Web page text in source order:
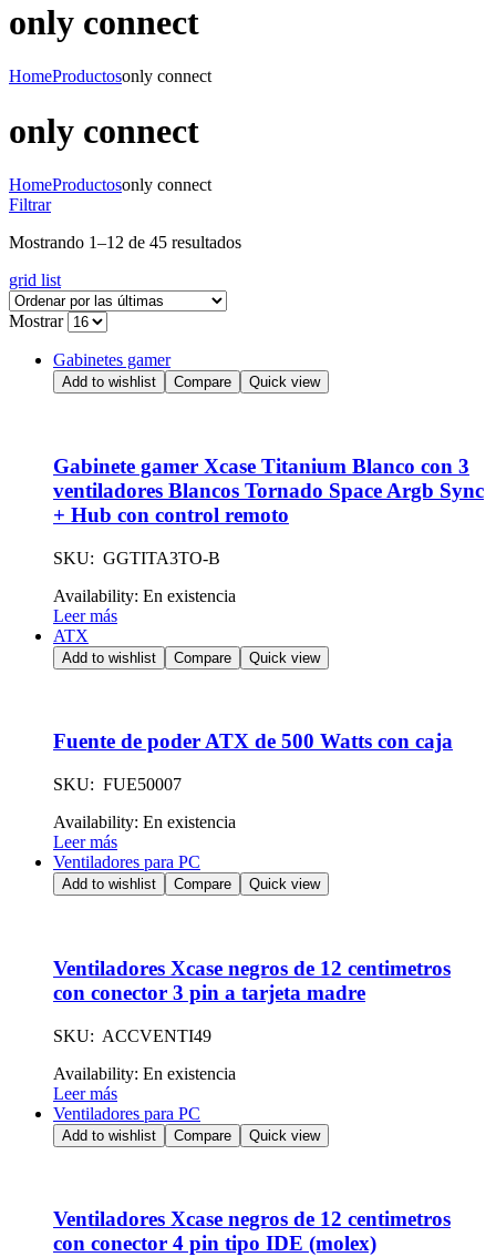
only connect
HomeProductosonly connect
only connect
HomeProductosonly connect
Filtrar
Mostrando 1–12 de 45 resultados
grid list
Mostrar
Gabinetes gamer
Add to wishlist Compare Quick view
Gabinete gamer Xcase Titanium Blanco con 3
ventiladores Blancos Tornado Space Argb Sync
+ Hub con control remoto
SKU: GGTITA3TO-B
Availability: En existencia
Leer más
ATX
Add to wishlist Compare Quick view
Fuente de poder ATX de 500 Watts con caja
SKU: FUE50007
Availability: En existencia
Leer más
Ventiladores para PC
Add to wishlist Compare Quick view
Ventiladores Xcase negros de 12 centimetros
con conector 3 pin a tarjeta madre
SKU: ACCVENTI49
Availability: En existencia
Leer más
Ventiladores para PC
Add to wishlist Compare Quick view
Ventiladores Xcase negros de 12 centimetros
con conector 4 pin tipo IDE (molex)